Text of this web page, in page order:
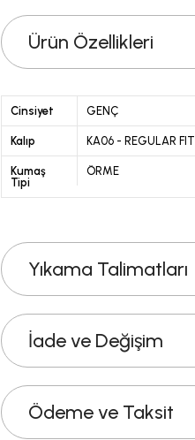
Ürün Özellikleri
Cinsiyet GENÇ
Kalıp KA06 - REGULAR FIT
Kumaş
Tipi
ÖRME
Yıkama Talimatları
İade ve Değişim
Ödeme ve Taksit